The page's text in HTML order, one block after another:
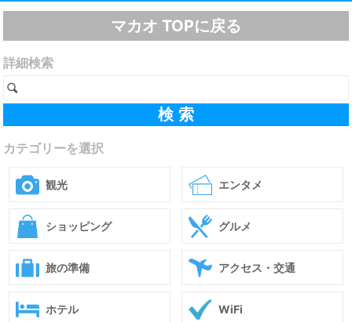
マカオ TOPに戻る
詳細検索
カテゴリーを選択
観光 エンタメ
ショッピング グルメ
旅の準備 アクセス・交通
ホテル WiFi